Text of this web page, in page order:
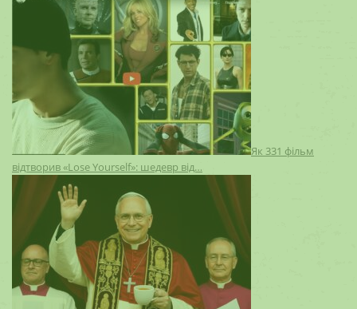
Як 331 фільм
відтворив «Lose Yourself»: шедевр від…